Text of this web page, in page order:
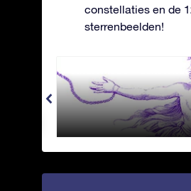
constellaties en de
sterrenbeelden!
Andromeda -